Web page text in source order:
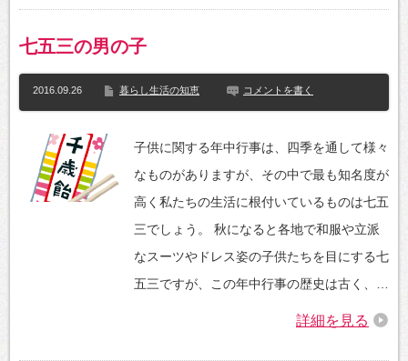
七五三の男の子
2016.09.26 暮らし生活の知恵 コメントを書く
子供に関する年中行事は、四季を通して様々
なものがありますが、その中で最も知名度が
高く私たちの生活に根付いているものは七五
三でしょう。 秋になると各地で和服や立派
なスーツやドレス姿の子供たちを目にする七
五三ですが、この年中行事の歴史は古く、…
詳細を見る